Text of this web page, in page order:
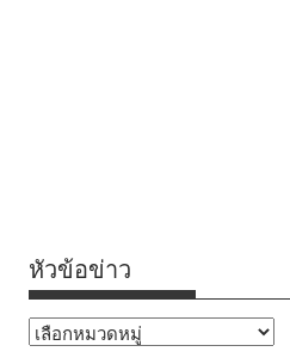
หัวข้อข่าว
หัวข้อ